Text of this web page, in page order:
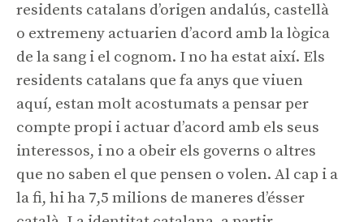
residents catalans d’origen andalús, castellà
o extremeny actuarien d’acord amb la lògica
de la sang i el cognom. I no ha estat així. Els
residents catalans que fa anys que viuen
aquí, estan molt acostumats a pensar per
compte propi i actuar d’acord amb els seus
interessos, i no a obeir els governs o altres
que no saben el que pensen o volen. Al cap i a
la fi, hi ha 7,5 milions de maneres d’ésser